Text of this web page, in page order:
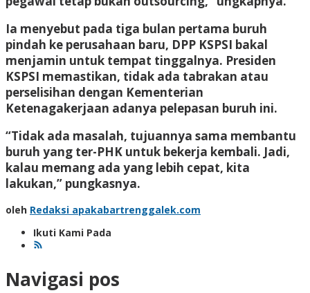
Ia menyebut pada tiga bulan pertama buruh
pindah ke perusahaan baru, DPP KSPSI bakal
menjamin untuk tempat tinggalnya. Presiden
KSPSI memastikan, tidak ada tabrakan atau
perselisihan dengan Kementerian
Ketenagakerjaan adanya pelepasan buruh ini.
“Tidak ada masalah, tujuannya sama membantu
buruh yang ter-PHK untuk bekerja kembali. Jadi,
kalau memang ada yang lebih cepat, kita
lakukan,” pungkasnya.
oleh Redaksi apakabartrenggalek.com
Ikuti Kami Pada
Navigasi pos